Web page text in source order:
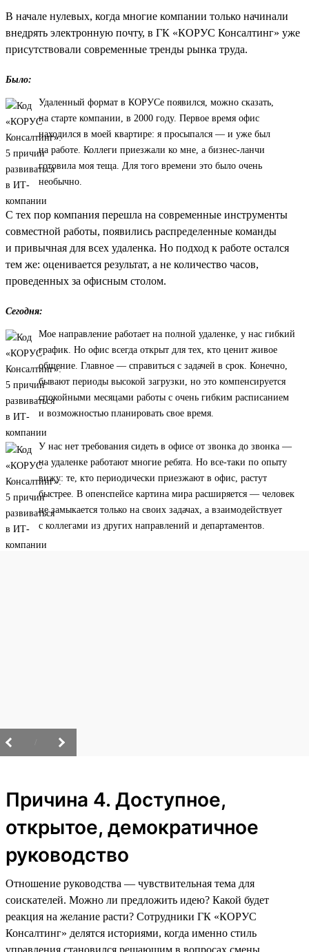
В начале нулевых, когда многие компании только начинали
внедрять электронную почту, в ГК «КОРУС Консалтинг» уже
присутствовали современные тренды рынка труда.
Было:
Удаленный формат в КОРУСе появился, можно сказать,
на старте компании, в 2000 году. Первое время офис
находился в моей квартире: я просыпался — и уже был
на работе. Коллеги приезжали ко мне, а бизнес-ланчи
готовила моя теща. Для того времени это было очень
необычно.
С тех пор компания перешла на современные инструменты
совместной работы, появились распределенные команды
и привычная для всех удаленка. Но подход к работе остался
тем же: оценивается результат, а не количество часов,
проведенных за офисным столом.
Сегодня:
Мое направление работает на полной удаленке, у нас гибкий
график. Но офис всегда открыт для тех, кто ценит живое
общение. Главное — справиться с задачей в срок. Конечно,
бывают периоды высокой загрузки, но это компенсируется
спокойными месяцами работы с очень гибким расписанием
и возможностью планировать свое время.
У нас нет требования сидеть в офисе от звонка до звонка —
на удаленке работают многие ребята. Но все-таки по опыту
вижу: те, кто периодически приезжают в офис, растут
быстрее. В опенспейсе картина мира расширяется — человек
не замыкается только на своих задачах, а взаимодействует
с коллегами из других направлений и департаментов.
Причина 4. Доступное,
открытое, демократичное
руководство
Отношение руководства — чувствительная тема для
соискателей. Можно ли предложить идею? Какой будет
реакция на желание расти? Сотрудники ГК «КОРУС
Консалтинг» делятся историями, когда именно стиль
управления становился решающим в вопросах смены